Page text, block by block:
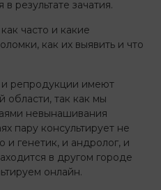
результате зачатия.
часто и какие
как их выявить и что
репродукции имеют
области, так как мы
невынашивания
пару консультирует не
и генетик, и андролог, и
в другом городе
онлайн.